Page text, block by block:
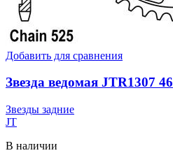
Добавить для сравнения
Звезда ведомая JTR1307 46
Звезды задние
JT
В наличии